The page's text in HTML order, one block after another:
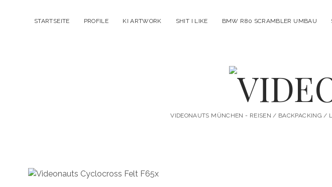
STARTSEITE PROFILE KI ARTWORK SHIT I LIKE BMW R80 SCRAMBLER UMBAU
VIDEONAUTS MÜNCHEN - REISEN / BACKPACKING /